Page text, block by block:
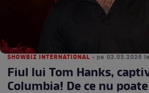
SHOWBIZ INTERNATIONAL • pe 02.03.2026
Fiul lui Tom Hanks,
Columbia! De ce nu